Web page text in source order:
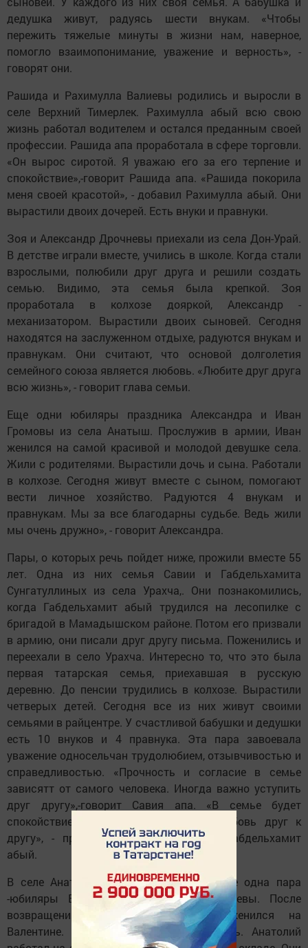
дедушка живут, радуясь шести внукам. «Чтобы
пережить тяжелые минуты в жизни нам, наверное,
помогло взаимопонимание, уважение и верность», -
говорят они.
Рашида и Рахимулла Валиевы родились и выросли в
селе Верхний Тимерлек. Рахимулла абый всю свою
жизнь работал водителем и остался преданным своей
профессии. Рашида апа проработала в сфере торговли.
«Он вырос сиротой. Я уважаю его за его терпение и
спокойствие»,-говорит Рашида апа. «Рашида покорила
меня своей красотой», - добавил Рахимулла абый. Они
вырастили двоих дочерей. Есть внуки и правнуки.
Зоя и Александр Дрочневы приехали из села Дон-Урай.
В детстве играли вместе, учились в школе. Когда стали
взрослыми, полюбили друг друга и решили создать
семью. Видимо, эта семья была крепкой. Зоя
проработала в колхозе дояркой, Александр -
механизатором. Вырастили двоих сыновей. Сегодня
находятся на заслуженном отдыхе, радуются внукам и
правнукам. Они считают, что основой долголетия
семейного союза является любовь. «Любите друг друга
всю жизнь», - говорит глава семьи.
Еще одни юбиляры праздника Александра и Иван
Громовы из села Анатыш. Прослужив в армии, Иван
женился на самой красивой и молодой девушке села.
Жили с родителями. Вырастили дочь и сына. Работали
в колхозе. Сегодня живут вместе с сыном, помогают
вести личное хозяйство. Радуются 4 внукам и
правнукам. Мы за все благодарны судьбе. Ведь жили
мы очень дружно», - говорит Александра.
Пары, о которых речь пойдет ниже, прожили вместе 55
лет. Одна из них семья Савии и Габдельхамита
Сунгатуллиных из села Урахча,. Они познакомились,
когда Габдельхамит абый трудился на лесопилке с
бригадой в Мамадышском районе. Потом его призвали
в армию, они писали друг другу письма. Поженились и
переехали в село Урахча. Интересно то, что это была
первая татарская семья, приехавшая в русскую
деревню. До пенсии трудились в колхозе. Вырастили
четверых детей. Сегодня все из них живут своими
семьями в райцентре. У счастливой бабушки и дедушки
есть 10 внуков и 4 правнука. Эта пара завоевала
уважение односельчан трудолюбием, отзывчивостью и
справедливостью. «Прочность и согласие в семье
зависятт от самого человека. Иногда важно уступить
друг другу»,-говорит Савия апа. «В семье будет
спокойствие, если есть уважение и любовь друг к
другу», - присоединился к разговору Габдельхамит
абый.
В селе Анатыш, оказывается, живет еще одна пара
-юбиляры Валентина и Анатолий Камаевы. После
возвращения из армии Анатолий женился на
Валентине. У них родились сын и дочь. Анатолий